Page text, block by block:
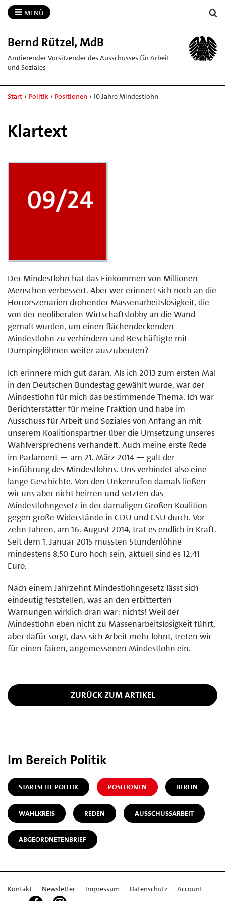
MENÜ
Bernd Rützel, MdB
Amtierender Vorsitzender des Ausschusses für Arbeit
und Soziales
Start › Politik › Positionen › 10 Jahre Mindestlohn
Klartext
Der Mindestlohn hat das Einkommen von Millionen
Menschen verbessert. Aber wer erinnert sich noch an die
Horrorszenarien drohender Massenarbeitslosigkeit, die
von der neoliberalen Wirtschaftslobby an die Wand
gemalt wurden, um einen flächendeckenden
Mindestlohn zu verhindern und Beschäftigte mit
Dumpinglöhnen weiter auszubeuten?
Ich erinnere mich gut daran. Als ich 2013 zum ersten Mal
in den Deutschen Bundestag gewählt wurde, war der
Mindestlohn für mich das bestimmende Thema. Ich war
Berichterstatter für meine Fraktion und habe im
Ausschuss für Arbeit und Soziales von Anfang an mit
unserem Koalitionspartner über die Umsetzung unseres
Wahlversprechens verhandelt. Auch meine erste Rede
im Parlament — am 21. März 2014 — galt der
Einführung des Mindestlohns. Uns verbindet also eine
lange Geschichte. Von den Unkenrufen damals ließen
wir uns aber nicht beirren und setzten das
Mindestlohngesetz in der damaligen Großen Koalition
gegen große Widerstände in CDU und CSU durch. Vor
zehn Jahren, am 16. August 2014, trat es endlich in Kraft.
Seit dem 1. Januar 2015 mussten Stundenlöhne
mindestens 8,50 Euro hoch sein, aktuell sind es 12,41
Euro.
Nach einem Jahrzehnt Mindestlohngesetz lässt sich
eindeutig feststellen, was an den erbitterten
Warnungen wirklich dran war: nichts! Weil der
Mindestlohn eben nicht zu Massenarbeitslosigkeit führt,
aber dafür sorgt, dass sich Arbeit mehr lohnt, treten wir
für einen fairen, angemessenen Mindestlohn ein.
ZURÜCK ZUM ARTIKEL
Im Bereich Politik
STARTSEITE POLITIK POSITIONEN BERLIN
WAHLKREIS REDEN AUSSCHUSSARBEIT
ABGEORDNETENBRIEF
Kontakt Newsletter Impressum Datenschutz
Account